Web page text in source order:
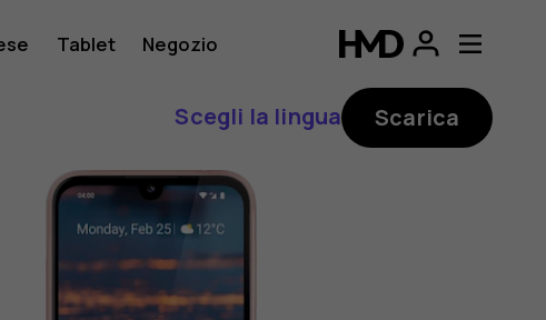
Tablet Negozio
Scegli la lingua Scarica